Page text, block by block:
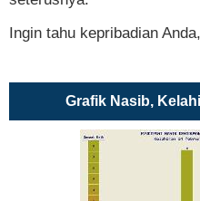
Ingin tahu kepribadian Anda,
Grafik Nasib,